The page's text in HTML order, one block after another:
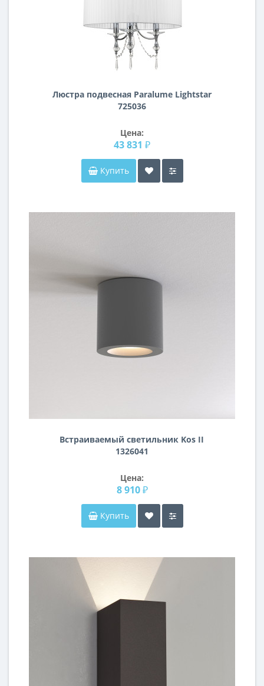
Люстра подвесная Paralume Lightstar
725036
Цена:
43 831 ₽
Купить
Встраиваемый светильник Kos II
1326041
Цена:
8 910 ₽
Купить